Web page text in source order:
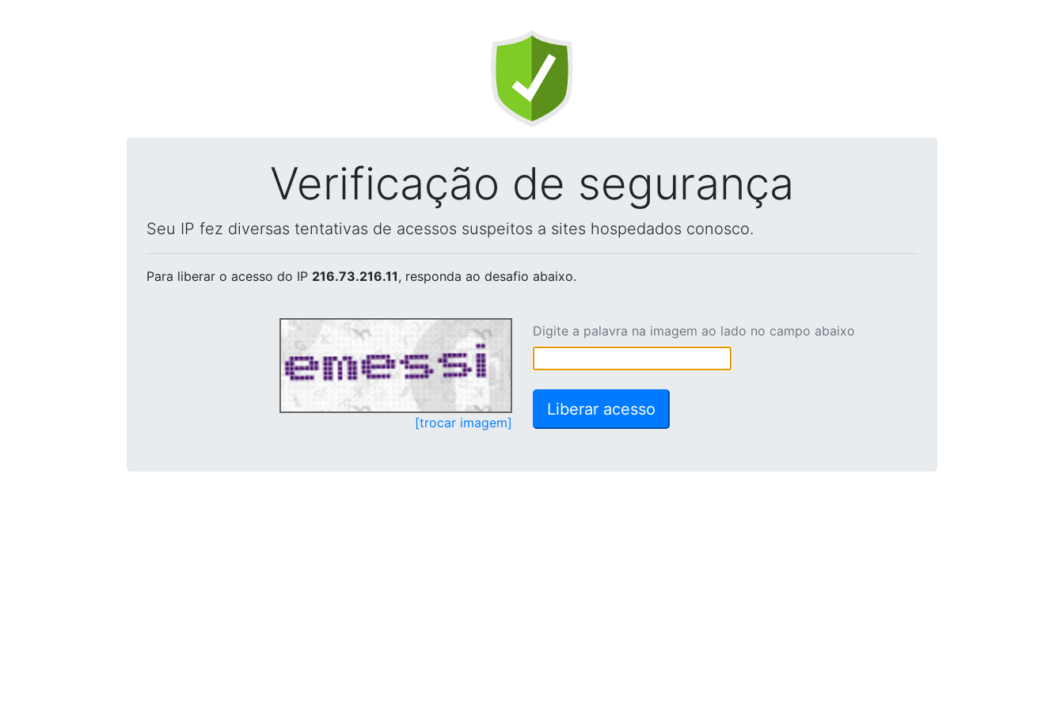
Verificação de segurança
Seu IP fez diversas tentativas de acessos suspeitos a sites hospedados conosco.
Para liberar o acesso do IP 216.73.216.11, responda ao desafio abaixo.
[trocar imagem]
Digite a palavra na imagem ao lado no campo abaixo